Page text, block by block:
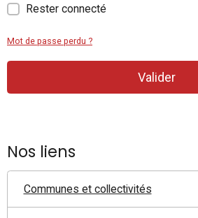
Rester connecté
Mot de passe perdu ?
Valider
Nos liens
Communes et collectivités